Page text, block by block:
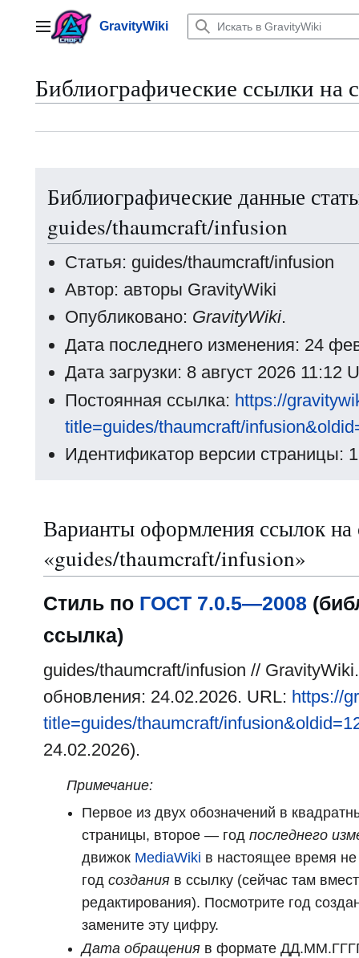
содержаниюГлавное менюGravityWiki
Библиографические ссылки на
Библиографические данные
guides/thaumcraft/infusion
Статья: guides/thaumcraft/infusion
Автор: авторы GravityWiki
Опубликовано: GravityWiki.
Дата последнего изменения: 24
Дата загрузки: 8 август 2026 11:12
Постоянная ссылка: https://
title=guides/thaumcraft/
Идентификатор версии страницы:
Варианты оформления ссылок на
«guides/thaumcraft/infusion»
Стиль по ГОСТ 7.0.5—2008
ссылка)
guides/thaumcraft/infusion //
обновления: 24.02.2026. URL: https://
title=guides/thaumcraft/
24.02.2026).
Примечание:
Первое из двух обозначений в
страницы, второе — год последнего
движок MediaWiki в настоящее время не
год созданияв ссылку (сейчас там
редактирования). Посмотрите год
замените эту цифру.
Дата обращенияв формате